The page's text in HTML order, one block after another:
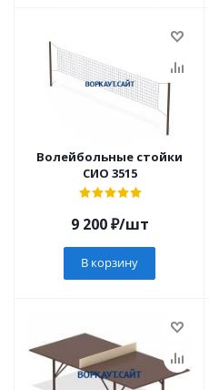
Волейбольные стойки
СИО 3515
9 200₽/шт
В корзину